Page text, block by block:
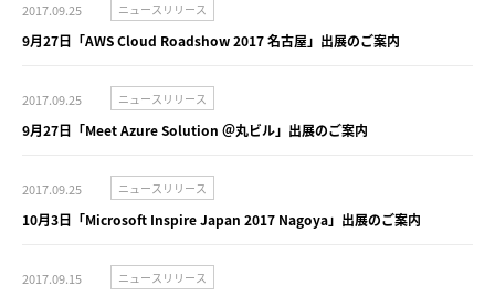
2017.09.25 ニュースリリース
9月27日「AWS Cloud Roadshow 2017 名古屋」出展のご案内
2017.09.25 ニュースリリース
9月27日「Meet Azure Solution ＠丸ビル」出展のご案内
2017.09.25 ニュースリリース
10月3日「Microsoft Inspire Japan 2017 Nagoya」出展のご案内
2017.09.15 ニュースリリース